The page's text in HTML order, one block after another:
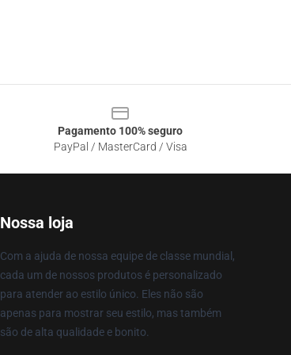
Pagamento 100% seguro
PayPal / MasterCard / Visa
Nossa loja
Com a ajuda de nossa equipe de classe mundial,
cada um de nossos produtos é personalizado
para atender ao estilo único. Eles não são
apenas para mostrar seu estilo, mas também
são de alta qualidade e bonito.